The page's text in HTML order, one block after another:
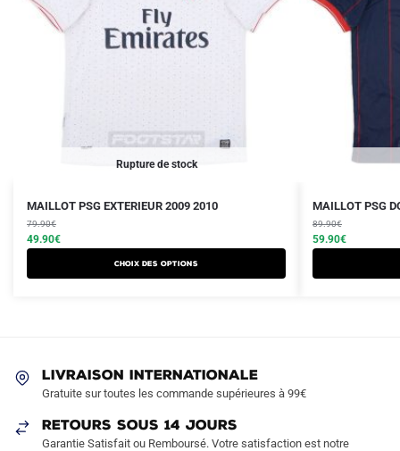
Rupture de stock
MAILLOT PSG EXTERIEUR 2009 2010
79.90€
Le
prix
initial
était :
49.90€
Le
prix
actuel
est :
Choix des options
Ce
produit
a
être
choisies
sur
MAILLOT PSG
89.90€
Le
prix
initial
était :
59.90€
Le
prix
actuel
est :
Ce
produit
a
la
LIVRAISON INTERNATIONALE
Gratuite sur toutes les commande supérieures à 99€
RETOURS SOUS 14 JOURS
Garantie Satisfait ou Remboursé. Votre satisfaction est notre